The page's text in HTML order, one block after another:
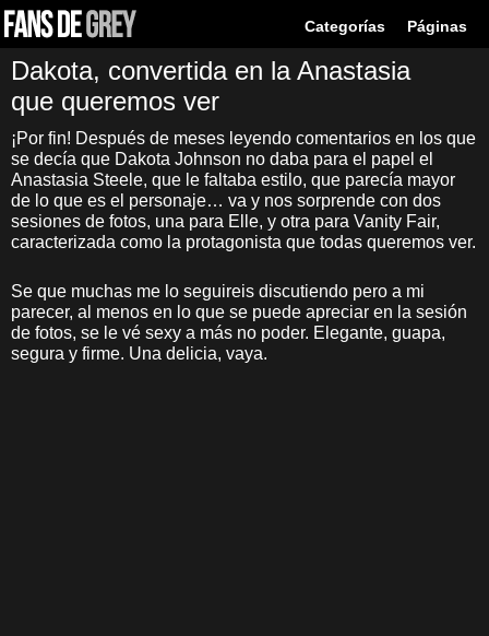
Categorías Páginas
Dakota, convertida en la Anastasia
que queremos ver
¡Por fin! Después de meses leyendo comentarios en los que
se decía que Dakota Johnson no daba para el papel el
Anastasia Steele, que le faltaba estilo, que parecía mayor
de lo que es el personaje… va y nos sorprende con dos
sesiones de fotos, una para Elle, y otra para Vanity Fair,
caracterizada como la protagonista que todas queremos ver.
Se que muchas me lo seguireis discutiendo pero a mi
parecer, al menos en lo que se puede apreciar en la sesión
de fotos, se le vé sexy a más no poder. Elegante, guapa,
segura y firme. Una delicia, vaya.